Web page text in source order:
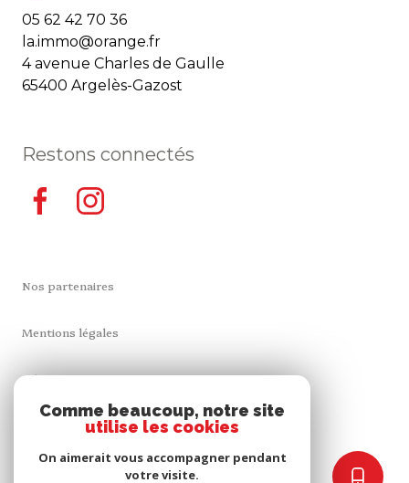
05 62 42 70 36
la.immo@orange.fr
4 avenue Charles de Gaulle
65400 Argelès-Gazost
Restons connectés
Nos partenaires
Mentions légales
Admin
Nos honoraires
Comme beaucoup, notre site
utilise les cookies
On aimerait vous accompagner pendant
votre visite.